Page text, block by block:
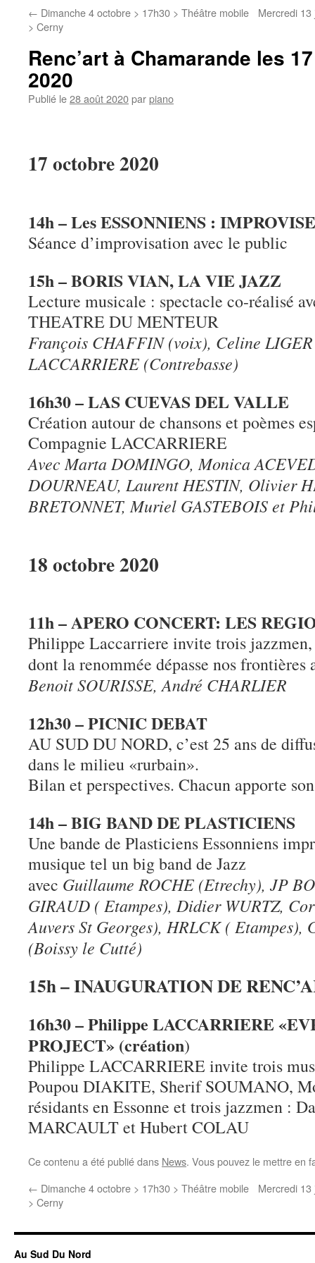
← Dimanche 4 octobre > 17h30 > Théâtre mobile
> Cerny
Mercredi
Renc’art à Chamarande les
2020
Publié le28 août 2020parpiano
17 octobre 2020
14h – Les ESSONNIENS :
Séance d’improvisation avec le public
15h – BORIS VIAN, LA VIE JAZZ
Lecture musicale : spectacle co-réalisé
THEATRE DU MENTEUR
François CHAFFIN (voix), Celine
LACCARRIERE (Contrebasse)
16h30 – LAS CUEVAS DEL VALLE
Création autour de chansons et poèmes
Compagnie LACCARRIERE
Avec Marta DOMINGO, Monica
DOURNEAU, Laurent HESTIN, Olivier
BRETONNET, Muriel GASTEBOIS et
18 octobre 2020
11h – APERO CONCERT: LES
Philippe Laccarriere invite trois jazzmen,
dont la renommée dépasse nos frontières
Benoit SOURISSE, André CHARLIER
12h30 – PICNIC DEBAT
AU SUD DU NORD, c’est 25 ans de
dans le milieu «rurbain».
Bilan et perspectives. Chacun apporte
14h – BIG BAND DE PLASTICIENS
Une bande de Plasticiens Essonniens
musique tel un big band de Jazz
avec Guillaume ROCHE (Etrechy), JP
GIRAUD ( Etampes), Didier WURTZ,
Auvers St Georges), HRLCK ( Etampes),
(Boissy le Cutté)
15h – INAUGURATION DE
16h30 – Philippe LACCARRIERE
PROJECT» (création)
Philippe LACCARRIERE invite trois
Poupou DIAKITE, Sherif SOUMANO,
résidants en Essonne et trois jazzmen :
MARCAULT et Hubert COLAU
Ce contenu a été publié dans News. Vous pouvez le mettre en
← Dimanche 4 octobre > 17h30 > Théâtre mobile
> Cerny
Mercredi
Au Sud Du Nord